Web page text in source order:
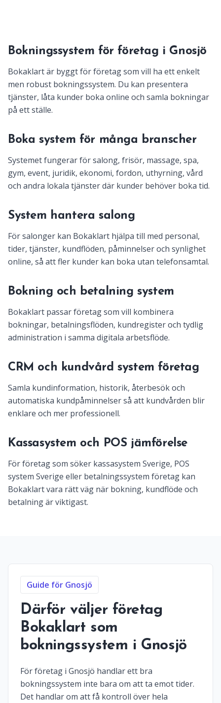
Bokningssystem för företag i Gnosjö
Bokaklart är byggt för företag som vill ha ett enkelt
men robust bokningssystem. Du kan presentera
tjänster, låta kunder boka online och samla bokningar
på ett ställe.
Boka system för många branscher
Systemet fungerar för salong, frisör, massage, spa,
gym, event, juridik, ekonomi, fordon, uthyrning, vård
och andra lokala tjänster där kunder behöver boka tid.
System hantera salong
För salonger kan Bokaklart hjälpa till med personal,
tider, tjänster, kundflöden, påminnelser och synlighet
online, så att fler kunder kan boka utan telefonsamtal.
Bokning och betalning system
Bokaklart passar företag som vill kombinera
bokningar, betalningsflöden, kundregister och tydlig
administration i samma digitala arbetsflöde.
CRM och kundvård system företag
Samla kundinformation, historik, återbesök och
automatiska kundpåminnelser så att kundvården blir
enklare och mer professionell.
Kassasystem och POS jämförelse
För företag som söker kassasystem Sverige, POS
system Sverige eller betalningssystem företag kan
Bokaklart vara rätt väg när bokning, kundflöde och
betalning är viktigast.
Guide för Gnosjö
Därför väljer företag
Bokaklart som
bokningssystem i Gnosjö
För företag i Gnosjö handlar ett bra
bokningssystem inte bara om att ta emot tider.
Det handlar om att få kontroll över hela